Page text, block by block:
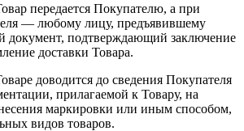
передается Покупателю, а при
— любому лицу, предъявившему
документ, подтверждающий заключение
доставки Товара.
доводится до сведения Покупателя
прилагаемой к Товару, на
маркировки или иным способом,
видов товаров.